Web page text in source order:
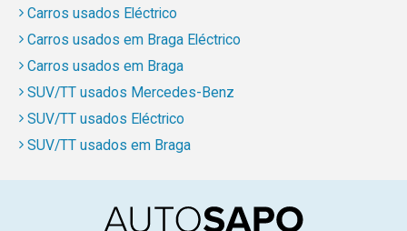
Carros usados Eléctrico
Carros usados em Braga Eléctrico
Carros usados em Braga
SUV/TT usados Mercedes-Benz
SUV/TT usados Eléctrico
SUV/TT usados em Braga